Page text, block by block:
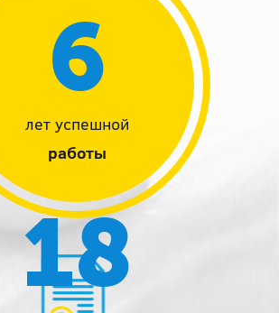
6
лет успешной
работы
18